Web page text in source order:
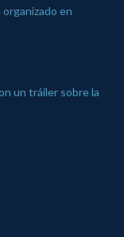
en
un tráiler sobre la